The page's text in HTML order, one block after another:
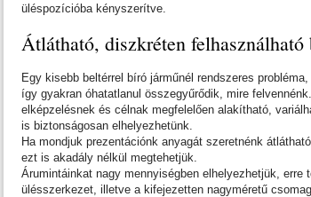
üléspozícióba kényszerítve.
Átlátható, diszkréten felhasználható
Egy kisebb beltérrel bíró járműnél rendszeres
így gyakran óhatatlanul összegyűrődik, mire
elképzelésnek és célnak megfelelően alakítható,
is biztonságosan elhelyezhetünk.
Ha mondjuk prezentációnk anyagát szeretnénk
ezt is akadály nélkül megtehetjük.
Árumintáinkat nagy mennyiségben elhelyezhetjük,
ülésszerkezet, illetve a kifejezetten nagyméretű